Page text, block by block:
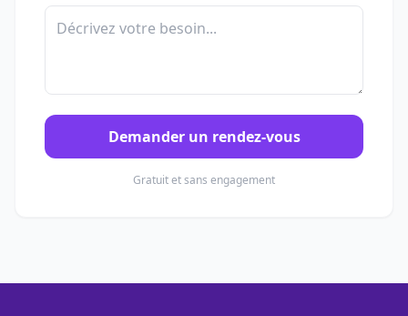
Demander un rendez-vous
Gratuit et sans engagement